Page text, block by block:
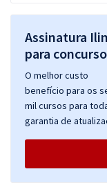
Assinatura
para
O melhor custo
benefício para os
mil cursos para
garantia de